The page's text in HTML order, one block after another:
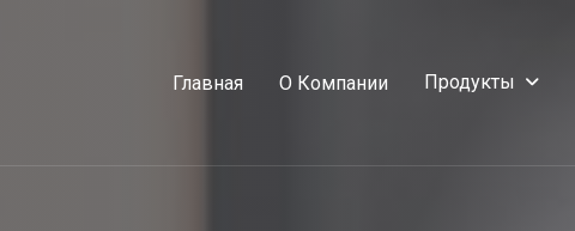
Главная О Компании Продукты